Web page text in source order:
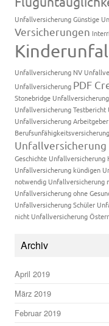
UnfallversicherungGünstige
Versicherungen
Unfallversicherung NV
Unfallversicherung PDF
Stonebridge Unfallversicherung
UnfallversicherungTestbericht
Unfallversicherung Arbeitgeber
Berufsunfähigkeitsversicherung
Geschichte Unfallversicherung
Unfallversicherung kündigen
notwendig Unfallversicherung
Unfallversicherung ohne
Unfallversicherung Schüler
nicht Unfallversicherung
Archiv
April 2019
März 2019
Februar 2019